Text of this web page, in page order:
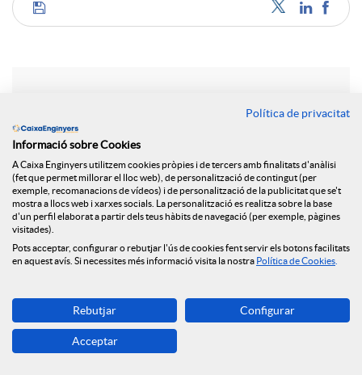
C
m
p
a
r
t
Notícies relacionades
Posem en marxa un nou espai web dedicat a la
salut financera
La Fundació Caixa Enginyers signa un acord de
col·laboració amb la UAB per a impulsar el
Participem en la jornada “Dones i Enginyeria:
Aprenent les STEAM a través del joc amb ENGINY-
era
La Fundació col·labora amb el programa de
Política de privacitat
Informació sobre Cookies
A Caixa Enginyers utilitzem cookies pròpies i de tercers amb finalitats d'anàlisi
(fet que permet millorar el lloc web), de personalització de contingut (per
exemple, recomanacions de vídeos) i de personalització de la publicitat que se't
mostra a llocs web i xarxes socials. La personalització es realitza sobre la base
d'un perfil elaborat a partir dels teus hàbits de navegació (per exemple, pàgines
visitades).
Pots acceptar, configurar o rebutjar l'ús de cookies fent servir els botons facilitats
en aquest avís. Si necessites més informació visita la nostra Política de Cookies
Rebutjar Configurar
Acceptar